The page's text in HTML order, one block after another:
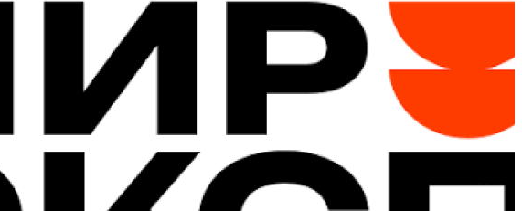
сотрудничества. Компания предлагает
клиентам выгодные условия оплаты и
доставки, а также гарантийное
обслуживание. Специализация компании
Основным направлением деятельности
Финист является производство
холодильного оборудования для
предприятий общественного питания,
торговли и других отраслей. В каталоге
компании представлены: * Шкафы
шоковой заморозки — предназначены